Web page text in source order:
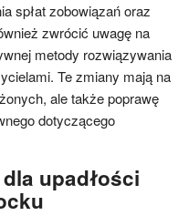
spłat zobowiązań oraz
zwrócić uwagę na
metody rozwiązywania
Te zmiany mają na
ale także poprawę
dotyczącego
upadłości